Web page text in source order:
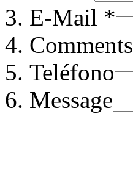
E-Mail *
Comments
Teléfono
Message